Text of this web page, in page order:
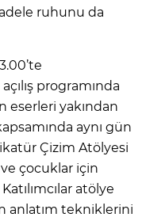
ruhunu da
programında
eserleri yakından
aynı gün
Çizim Atölyesi
çocuklar için
atölye
anlatım tekniklerini